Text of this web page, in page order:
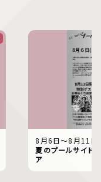
8月6日〜8月11日
夏のプールサイド
ア